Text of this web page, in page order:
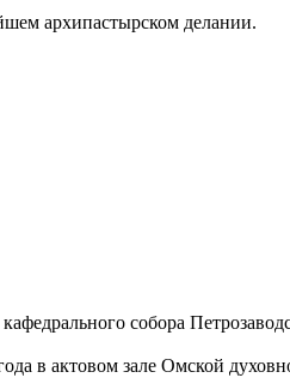
архипастырском делании.
собора
в актовом зале Омской